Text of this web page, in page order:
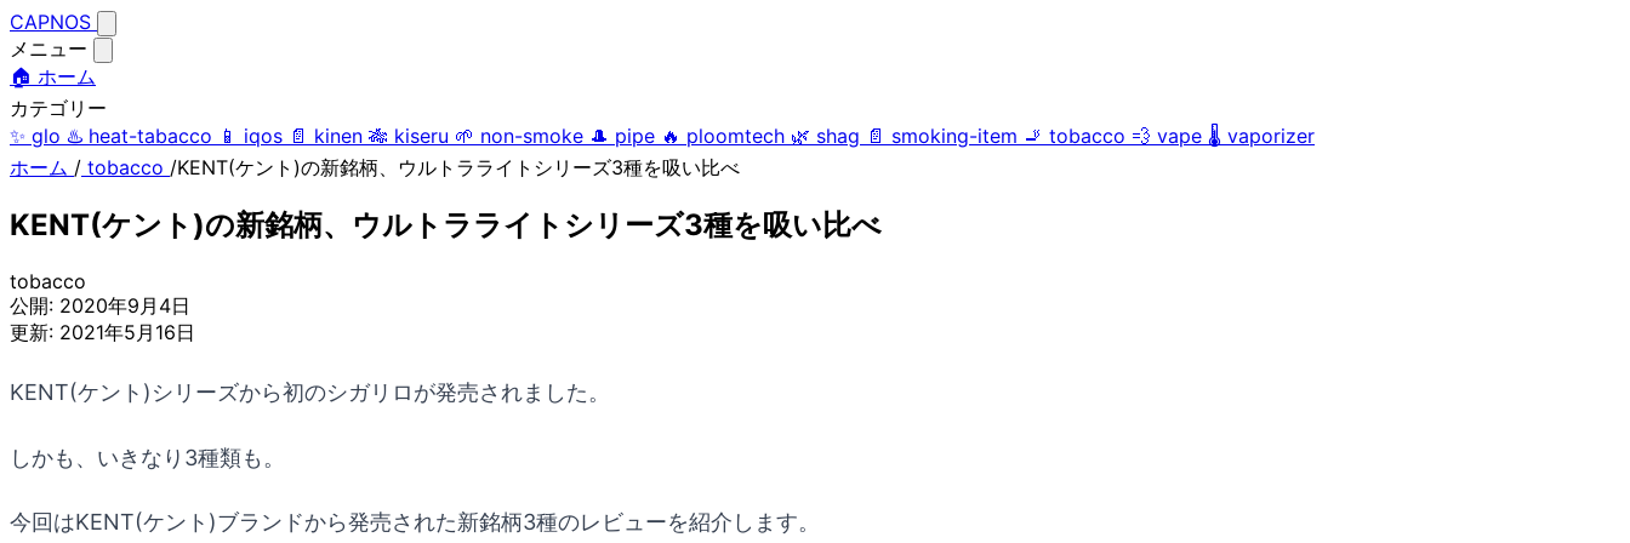
CAPNOS
メニュー
🏠 ホーム
カテゴリー
✨ glo ♨️ heat-tabacco 📱 iqos 📄 kinen 🎋 kiseru 🌱 non-smoke 🎩 pipe 🔥 ploomtech 🌿 shag 📄 smoking-item 🚬 tobacco 💨 vape 🌡️ vaporizer
ホーム / tobacco /KENT(ケント)の新銘柄、ウルトラライトシリーズ3種を吸い比べ
KENT(ケント)の新銘柄、ウルトラライトシリーズ3種を吸い比べ
tobacco
公開: 2020年9月4日
更新: 2021年5月16日
KENT(ケント)シリーズから初のシガリロが発売されました。
しかも、いきなり3種類も。
今回はKENT(ケント)ブランドから発売された新銘柄3種のレビューを紹介します。